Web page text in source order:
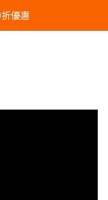
優惠